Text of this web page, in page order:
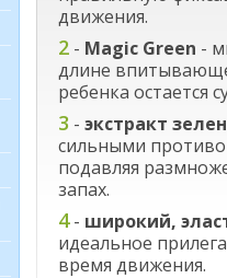
движения.
2 - Magic Green -
длине
ребенка остается
3 - экстракт
сильными
подавляя
запах.
4- широкий,
идеальное
время движения.